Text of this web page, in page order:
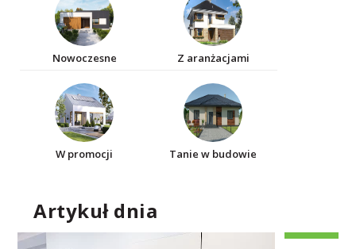
Nowoczesne Z aranżacjami
W promocji Tanie w budowie
Artykuł dnia